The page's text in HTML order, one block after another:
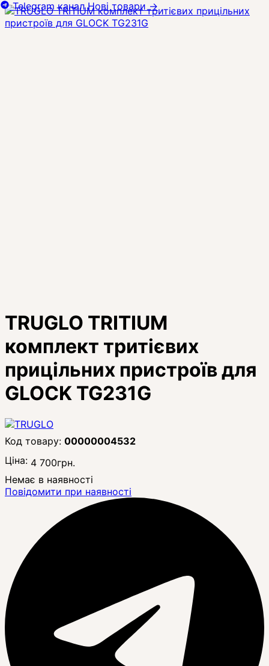
TRUGLO TRITIUM
комплект тритієвих
прицільних пристроїв для
GLOCK TG231G
00000004532
Ціна: 4 700грн.
Немає в наявності
Повідомити при наявності
Telegram канал Нові товари→